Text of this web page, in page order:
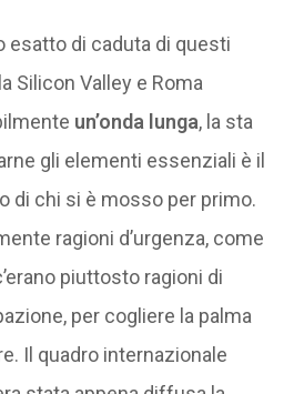
esatto di caduta di questi
Silicon Valley e Roma
un’onda lunga, la sta
gli elementi essenziali è il
di chi si è mosso per primo.
ragioni d’urgenza, come
piuttosto ragioni di
per cogliere la palma
Il quadro internazionale